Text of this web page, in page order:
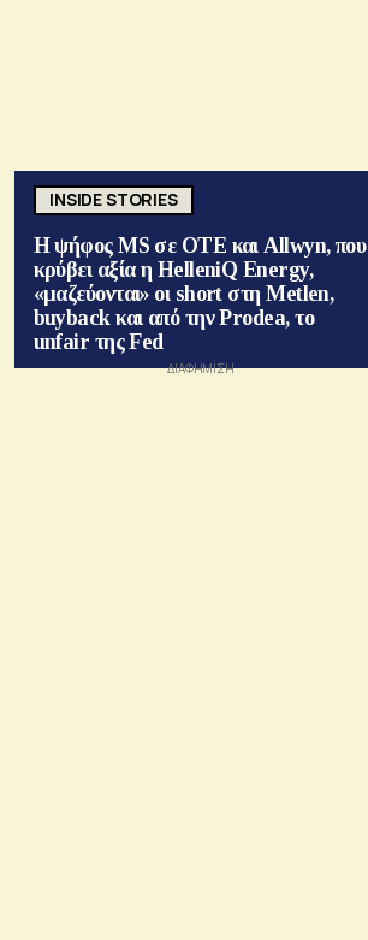
INSIDE STORIES
Η ψήφος MS σε ΟΤΕ και Allwyn, που
κρύβει αξία η HelleniQ Energy,
«μαζεύονται» οι short στη Metlen,
buyback και από την Prodea, το
unfair της Fed